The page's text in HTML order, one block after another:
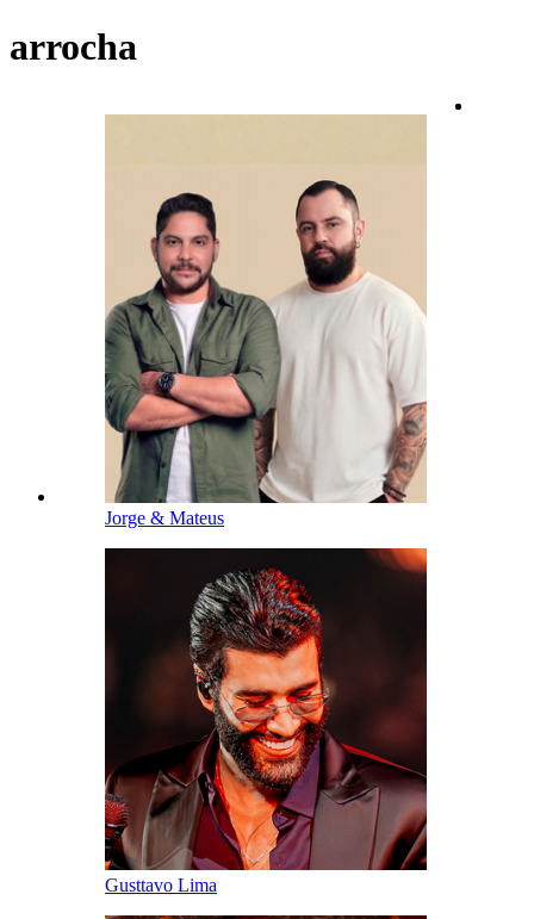
arrocha
Jorge & Mateus
Gusttavo Lima